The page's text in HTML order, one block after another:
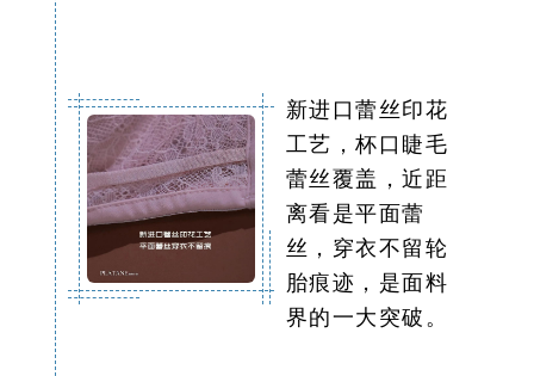
新进口蕾丝印花
工艺，杯口睫毛
蕾丝覆盖，近距
离看是平面蕾
丝，穿衣不留轮
胎痕迹，是面料
界的一大突破。